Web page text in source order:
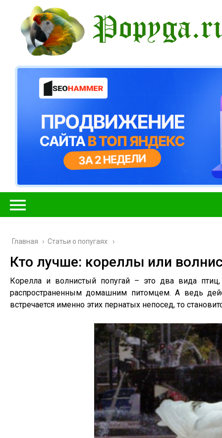
Главная › Cтатьи о попугаях
Кто лучше: кореллы или
Корелла и волнистый попугай – это два вида
распространенным домашним питомцем. А ведь
встречается именно этих пернатых непосед, то